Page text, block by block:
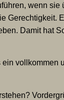
wenn sie
Gerechtigkeit.
Damit hat
vollkommen